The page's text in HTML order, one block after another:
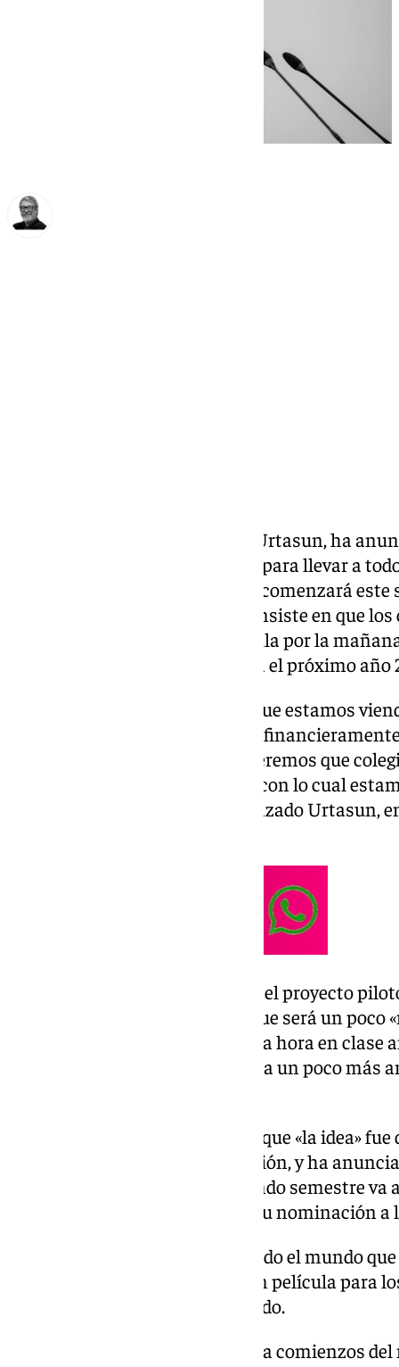
El ministro de Cultura, Ernest Urtasun, ha
sufragar los gastos del autobús para llevar a
marco del nuevo programa que comenzará
con un proyecto piloto y que consiste en que
vez al trimestre a ver una película por la
que la iniciativa esté en marcha el próximo año
«Una cosa que vamos a hacer, que estamos
programa se pueda hacer cargo
el autobús, porque tampoco queremos que
utilizar el programa y otros no, con lo cual
también el transporte», ha avanzado Urtasun,
Según ha explicado el ministro, el proyecto
a ver una película al cine sino que será un
deberán trabajar la película «una hora en clase
después de verla». «Será una cosa un poco
ha desvelado que «la idea»
se lo propuso en una conversación, y ha
para la fase piloto en este segundo semestre
de animación que dio a Berger su nominación a
«Creo que es una película que todo el mundo
genera entusiasmo. Es una gran película para
pequeños también», ha destacado.
El ministro de Cultura anunció a comienzos